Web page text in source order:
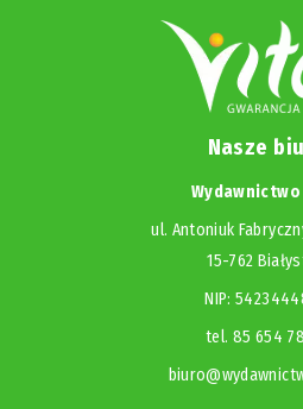
Nasze
ul. Antoniuk
15-762
NIP:
tel. 85 654